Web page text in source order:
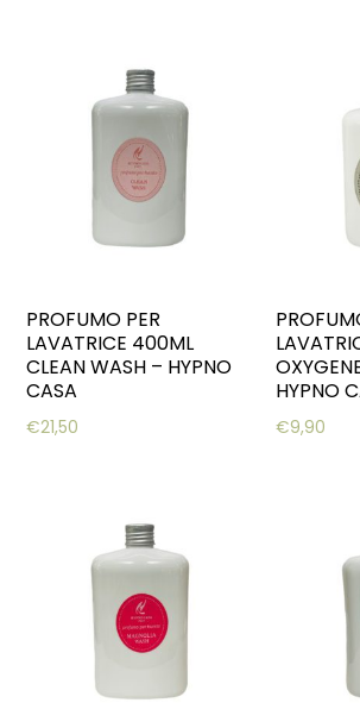
PROFUMO PER
LAVATRICE 400ML
CLEAN WASH – HYPNO
CASA
€21,50
HYPNO
€9,90